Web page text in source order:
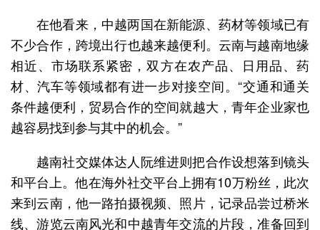
在他看来，中越两国在新能源、药材等领域已有
不少合作，跨境出行也越来越便利。云南与越南地缘
相近、市场联系紧密，双方在农产品、日用品、药
材、汽车等领域都有进一步对接空间。“交通和通关
条件越便利，贸易合作的空间就越大，青年企业家也
越容易找到参与其中的机会。”
越南社交媒体达人阮维进则把合作设想落到镜头
和平台上。他在海外社交平台上拥有10万粉丝，此次
来到云南，他一路拍摄视频、照片，记录品尝过桥米
线、游览云南风光和中越青年交流的片段，准备回到